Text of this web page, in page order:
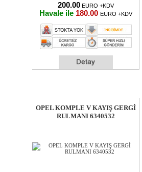
200.00 EURO +KDV
Havale ile 180.00 EURO +KDV
OPEL KOMPLE V KAYIŞ GERGİ
RULMANI 6340532